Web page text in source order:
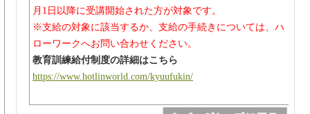
月1日以降に受講開始された方が対象です。
※支給の対象に該当するか、支給の手続きについては、ハ
ローワークへお問い合わせください。
教育訓練給付制度の詳細はこちら
https://www.hotlinworld.com/kyuufukin/